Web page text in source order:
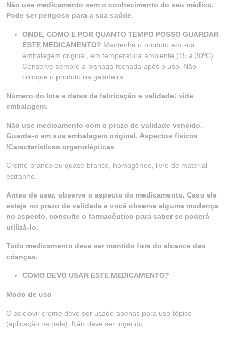
Não use medicamento sem o conhecimento do seu médico.
Pode ser perigoso para a sua saúde.
ONDE, COMO E POR QUANTO TEMPO POSSO GUARDAR
ESTE MEDICAMENTO? Mantenha o produto em sua
embalagem original, em temperatura ambiente (15 a 30ºC).
Conserve sempre a bisnaga fechada após o uso. Não
coloque o produto na geladeira.
Número do lote e datas de fabricação e validade: vide
embalagem.
Não use medicamento com o prazo de validade vencido.
Guarde-o em sua embalagem original. Aspectos físicos
/Características organolépticas
Creme branco ou quase branco, homogêneo, livre de material
estranho.
Antes de usar, observe o aspecto do medicamento. Caso ele
esteja no prazo de validade e você observe alguma mudança
no aspecto, consulte o farmacêutico para saber se poderá
utilizá-lo.
Todo medicamento deve ser mantido fora do alcance das
crianças.
COMO DEVO USAR ESTE MEDICAMENTO?
Modo de uso
O aciclovir creme deve ser usado apenas para uso tópico
(aplicação na pele). Não deve ser ingerido.